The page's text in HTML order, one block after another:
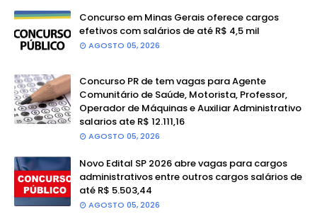
Concurso em Minas Gerais oferece cargos
efetivos com salários de até R$ 4,5 mil
AGOSTO 05, 2026
Concurso PR de tem vagas para Agente
Comunitário de Saúde, Motorista, Professor,
Operador de Máquinas e Auxiliar Administrativo
salarios ate R$ 12.111,16
AGOSTO 05, 2026
Novo Edital SP 2026 abre vagas para cargos
administrativos entre outros cargos salários de
até R$ 5.503,44
AGOSTO 05, 2026